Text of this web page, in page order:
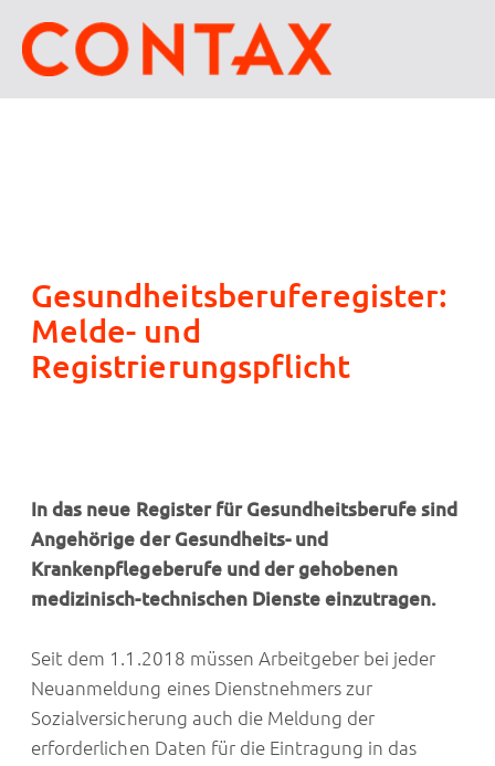
Gesundheitsberuferegister:
Melde- und
Registrierungspflicht
In das neue Register für Gesundheitsberufe sind
Angehörige der Gesundheits- und
Krankenpflegeberufe und der gehobenen
medizinisch-technischen Dienste einzutragen.
Seit dem 1.1.2018 müssen Arbeitgeber bei jeder
Neuanmeldung eines Dienstnehmers zur
Sozialversicherung auch die Meldung der
erforderlichen Daten für die Eintragung in das